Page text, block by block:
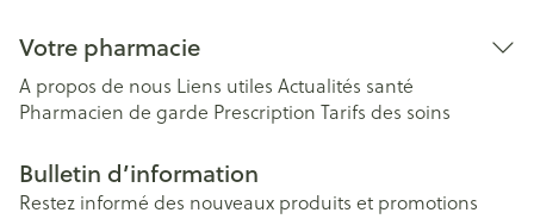
Votre pharmacie
A propos de nous Liens utiles Actualités santé
Pharmacien de garde Prescription Tarifs des soins
Bulletin d’information
Restez informé des nouveaux produits et promotions